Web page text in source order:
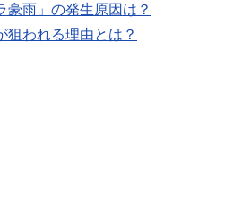
豪雨」の発生原因は？
狙われる理由とは？